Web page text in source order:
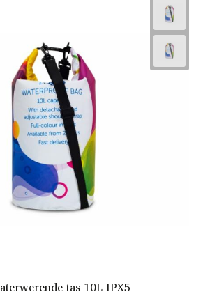
tas 10L IPX5